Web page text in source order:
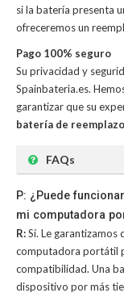
si la batería presenta
ofreceremos un
Pago 100% seguro
Su privacidad y
Spainbateria.es.
garantizar que su
batería de
FAQs
P: ¿Puede
mi computadora
R:Sí. Le garantizamos
computadora portátil
compatibilidad. Una
dispositivo por más